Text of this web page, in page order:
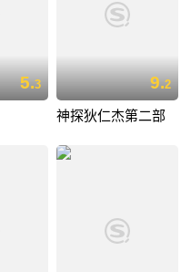
5.3 9.2
神探狄仁杰第二部